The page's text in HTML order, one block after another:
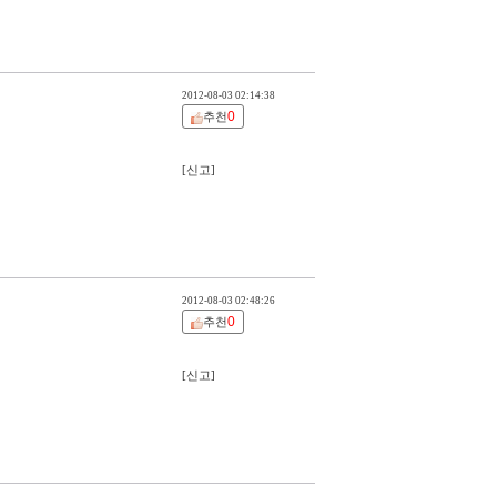
2012-08-03 02:14:38
추천0
[신고]
2012-08-03 02:48:26
추천0
[신고]